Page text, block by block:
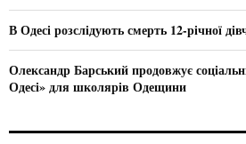
В Одесі розслідують смерть 12-річної
Олександр Барський продовжує
Одесі» для школярів Одещини